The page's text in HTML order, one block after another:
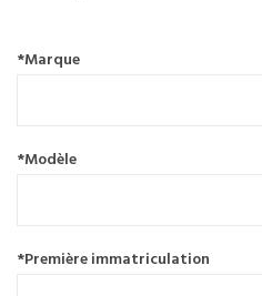
*Marque
*Modèle
*Première immatriculation